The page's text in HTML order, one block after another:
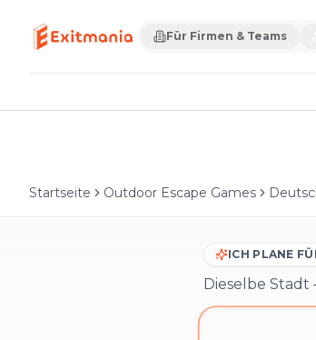
Für Firmen & Teams
Startseite Outdoor Escape Games
ICH PLANE
Dieselbe Stadt